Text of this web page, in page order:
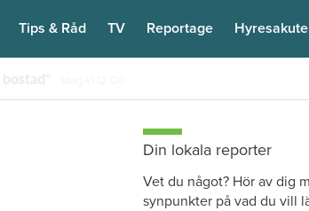
Tips & Råd TV Reportage
Din lokala reporter
Vet du något? Hör av dig
synpunkter på vad du vill